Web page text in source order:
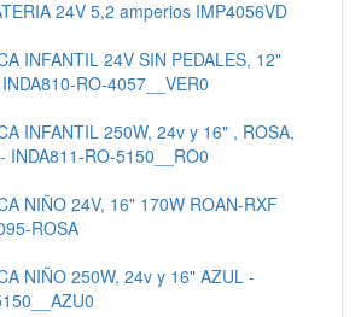
24V 5,2 amperios IMP4056VD
INFANTIL 24V SIN PEDALES, 12"
RO-4057__VER0
INFANTIL 250W, 24v y 16" , ROSA,
INDA811-RO-5150__RO0
NIÑO 24V, 16" 170W ROAN-RXF
ROSA
NIÑO 250W, 24v y 16" AZUL -